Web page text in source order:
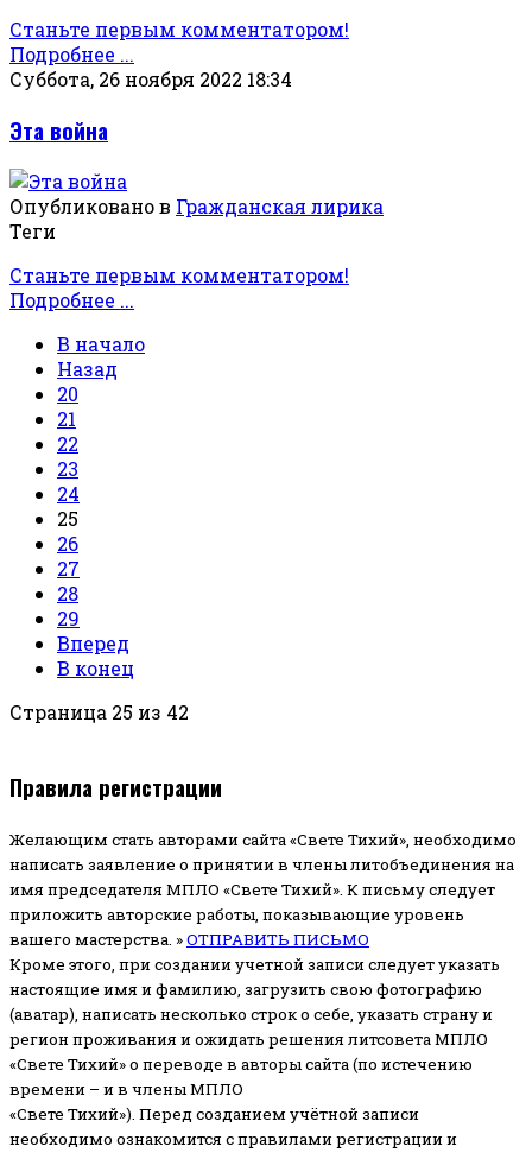
Станьте первым комментатором!
Подробнее ...
Суббота, 26 ноября 2022 18:34
Эта война
Опубликовано в Гражданская лирика
Теги
Станьте первым комментатором!
Подробнее ...
В начало
Назад
20
21
22
23
24
25
26
27
28
29
Вперед
В конец
Страница 25 из 42
Правила регистрации
Желающим стать авторами сайта «Свете Тихий», необходимо
написать заявление о принятии в члены литобъединения на
имя председателя МПЛО «Свете Тихий». К письму следует
приложить авторские работы, показывающие уровень
вашего мастерства. »ОТПРАВИТЬ ПИСЬМО
Кроме этого, при создании учетной записи следует указать
настоящие имя и фамилию, загрузить свою фотографию
(аватар), написать несколько строк о себе, указать страну и
регион проживания и ожидать решения литсовета МПЛО
«Свете Тихий» о переводе в авторы сайта (по истечению
времени – и в члены МПЛО
«Свете Тихий»). Перед созданием учётной записи
необходимо ознакомится с правилами регистрации и